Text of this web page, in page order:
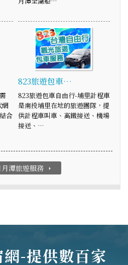
網
合
823旅遊包車…
823旅遊包車自由行-埔里計程車
是南投埔里在地的旅遊團隊，提
供計程車叫車、高鐵接送、機場
接送、…
潭旅遊服務 arrow_right
-提供數百家